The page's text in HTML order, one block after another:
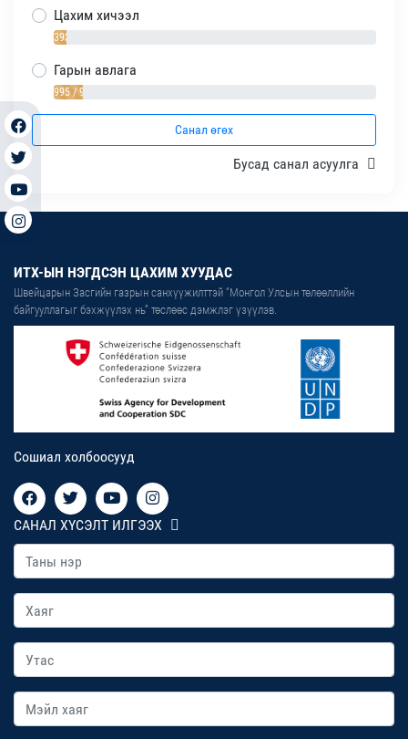
Цахим хичээл
393 / 4%
Гарын авлага
995 / 9%
Санал өгөх
Бусад санал асуулга
ИТХ-ЫН НЭГДСЭН ЦАХИМ ХУУДАС
Швейцарын Засгийн газрын санхүүжилттэй “Монгол Улсын төлөөллийн
байгууллагыг бэхжүүлэх нь” төслөөс дэмжлэг үзүүлэв.
Сошиал холбоосууд
САНАЛ ХҮСЭЛТ ИЛГЭЭХ